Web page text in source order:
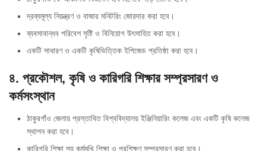
দ্রব্যমূল্য নিয়ন্ত্রণ ও বাজার মনিটরিং জোরদার করা হবে।
ব্যবসাবান্ধব পরিবেশ সৃষ্টি ও বিনিয়োগ উৎসাহিত করা হবে।
একটি সাধারণ ও একটি কৃষিভিত্তিক ইপিজেড প্রতিষ্ঠা করা হবে।
৪. প্রকৌশল, কৃষি ও কারিগরি শিক্ষার সম্প্রসারণ ও
কর্মসংস্থান
ঠাকুরগাঁও জেলায় প্রস্তাবিত বিশ্ববিদ্যালয় ইঞ্জিনিয়ারিং কলেজ এবং একটি কৃষি কলেজ
স্থাপন করা হবে।
কারিগরি শিক্ষা সহ কর্মমূখি শিক্ষা ও প্রশিক্ষণ সম্প্রসারণ করা হবে।